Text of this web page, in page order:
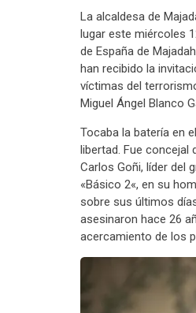
La alcaldesa de
lugar este miércoles
de España de
han recibido la
víctimas del
Miguel Ángel Blanco
Tocaba la batería en
libertad. Fue concejal
Carlos Goñi, líder del
«Básico 2«, en su
sobre sus últimos
asesinaron hace 26
acercamiento de los